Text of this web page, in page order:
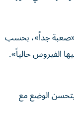
«صعبة جداً»، بحسب
الفيروس حالياً».
الوضع مع